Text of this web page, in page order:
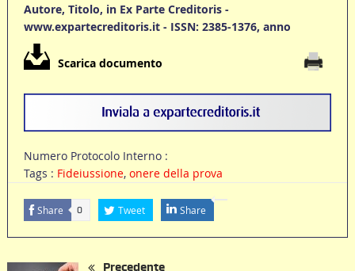
Autore, Titolo, in Ex Parte Creditoris -
www.expartecreditoris.it - ISSN: 2385-1376, anno
Scarica documento
Numero Protocolo Interno :
Tags : Fideiussione, onere della prova
Share 0 Tweet Share
Precedente